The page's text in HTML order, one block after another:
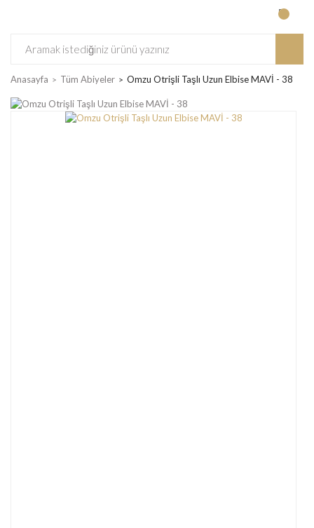
Anasayfa Tüm Abiyeler Omzu Otrişli Taşlı Uzun Elbise MAVİ - 38